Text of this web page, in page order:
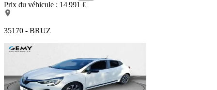
Prix du véhicule : 14 991 €
35170 - BRUZ